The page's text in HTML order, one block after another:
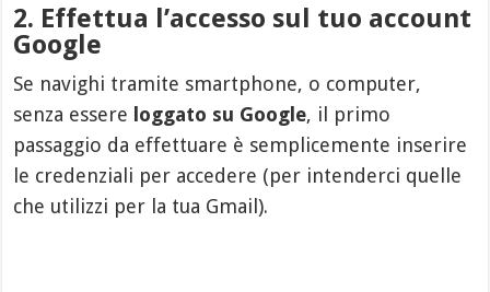
2. Effettua l’accesso sul tuo account
Google
Se navighi tramite smartphone, o computer,
senza essere loggato su Google, il primo
passaggio da effettuare è semplicemente inserire
le credenziali per accedere (per intenderci quelle
che utilizzi per la tua Gmail).